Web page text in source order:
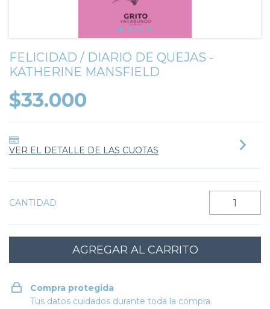
FELICIDAD / DIARIO DE QUEJAS -
KATHERINE MANSFIELD
$33.000
VER EL DETALLE DE LAS CUOTAS
CANTIDAD
Compra protegida
Tus datos cuidados durante toda la compra.